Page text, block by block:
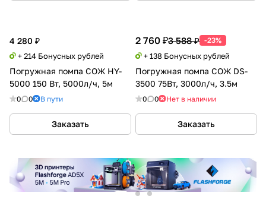
4 280 ₽
+ 214 Бонусных рублей
Погружная помпа СОЖ HY-
5000 150 Вт, 5000л/ч, 5м
0 0 В пути
Заказать
2 760 ₽3 588 ₽ -23%
+ 138 Бонусных рублей
Погружная помпа СОЖ DS-
3500 75Вт, 3000л/ч, 3.5м
0 0 Нет в наличии
Заказать